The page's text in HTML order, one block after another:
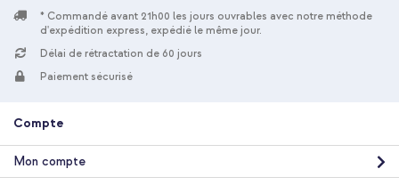
* Commandé avant 21h00 les jours ouvrables avec notre méthode
d'expédition express, expédié le même jour.
Délai de rétractation de 60 jours
Paiement sécurisé
Compte
Mon compte